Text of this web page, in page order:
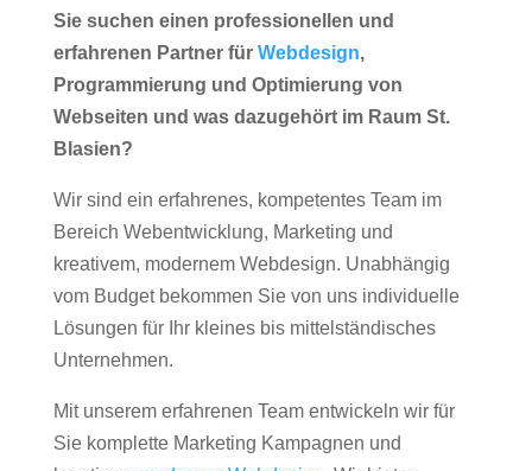
Sie suchen einen professionellen und
erfahrenen Partner für Webdesign,
Programmierung und Optimierung von
Webseiten und was dazugehört im Raum St.
Blasien?
Wir sind ein erfahrenes, kompetentes Team im
Bereich Webentwicklung, Marketing und
kreativem, modernem Webdesign. Unabhängig
vom Budget bekommen Sie von uns individuelle
Lösungen für Ihr kleines bis mittelständisches
Unternehmen.
Mit unserem erfahrenen Team entwickeln wir für
Sie komplette Marketing Kampagnen und